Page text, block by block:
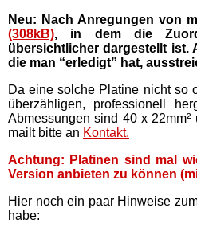
Neu: Nach Anregungen von
(308kB), in dem die
übersichtlicher dargestellt ist.
die man “erledigt” hat,
Da eine solche Platine nicht so
überzähligen, professionell
Abmessungen sind 40 x
mailt bitte an Kontakt.
Achtung: Platinen sind mal
Version anbieten zu können
Hier noch ein paar Hinweise
habe: